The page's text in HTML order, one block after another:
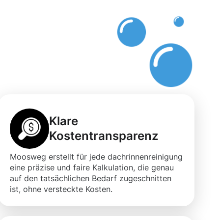
Klare
Kostentransparenz
Moosweg erstellt für jede dachrinnenreinigung
eine präzise und faire Kalkulation, die genau
auf den tatsächlichen Bedarf zugeschnitten
ist, ohne versteckte Kosten.